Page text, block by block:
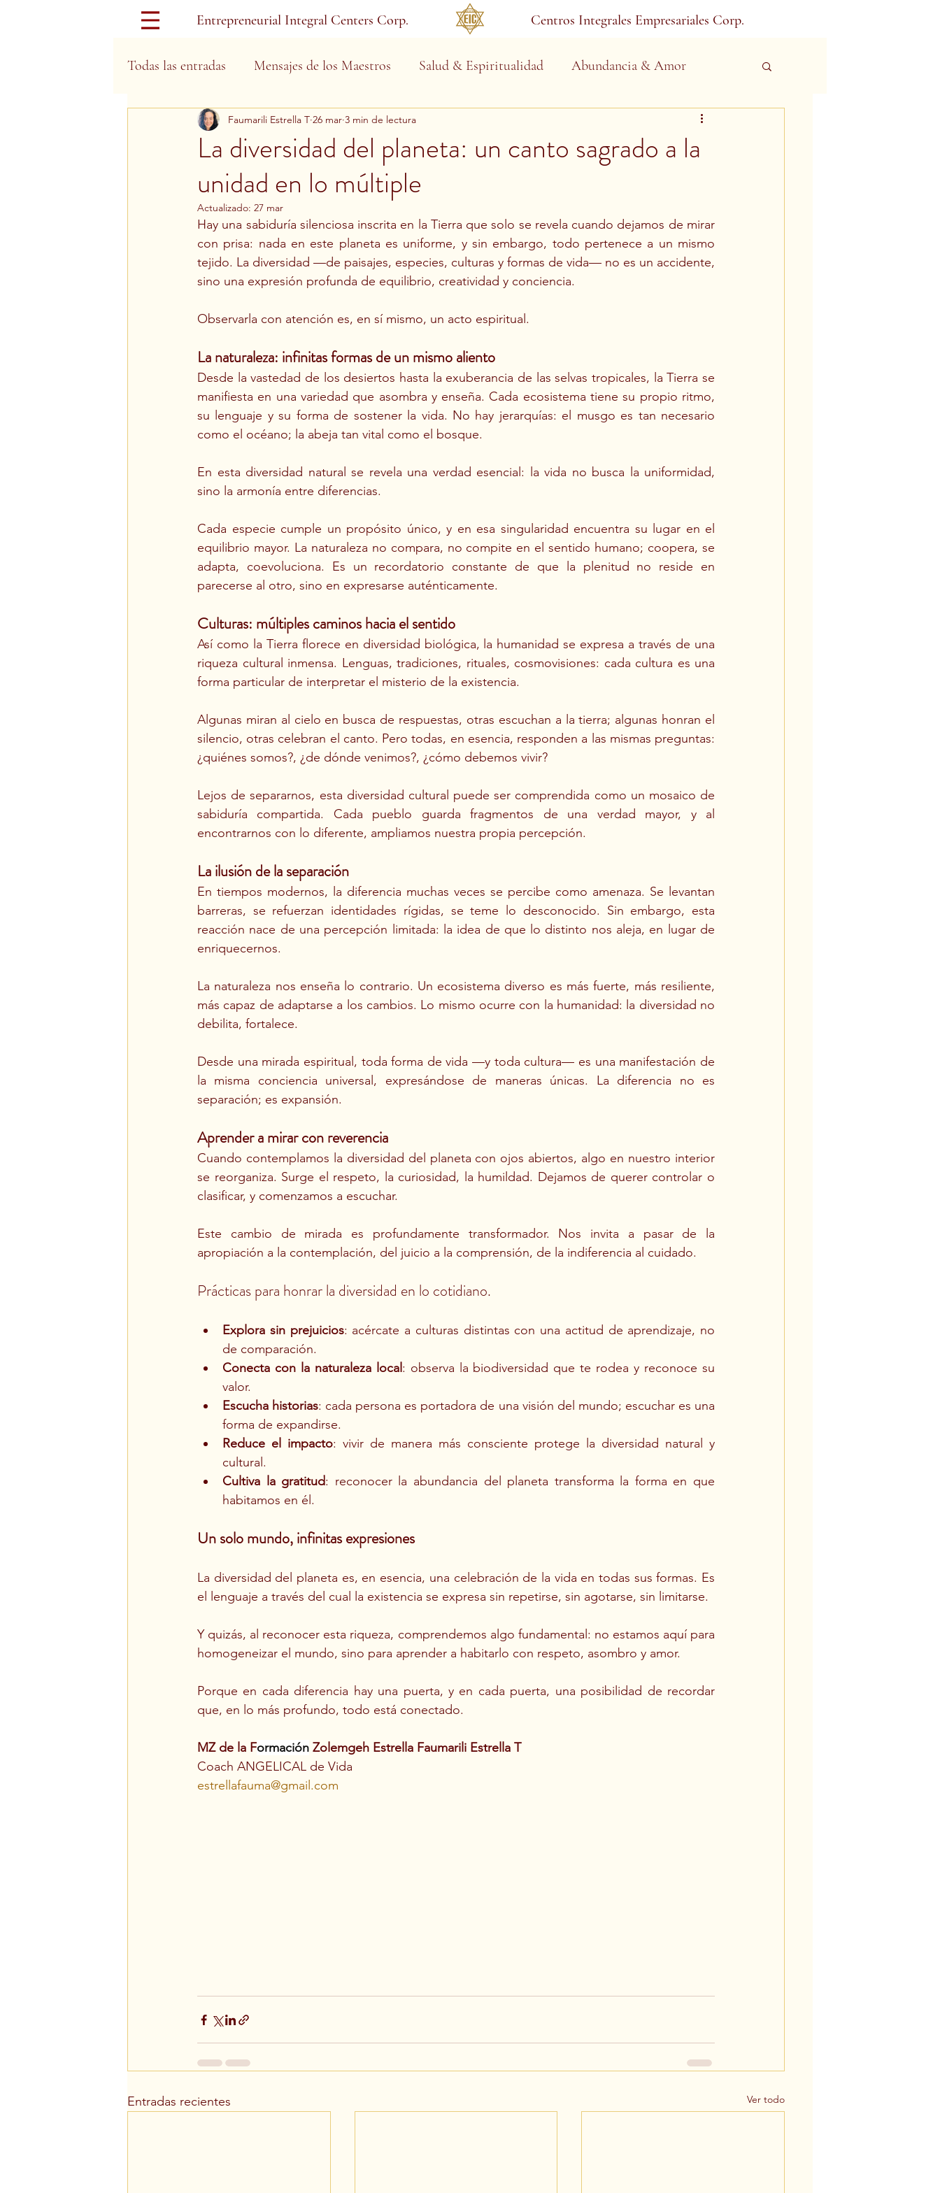
Entrepreneurial Integral Centers Corp. Centros Integrales Empresariales Corp.
Todas las entradas Mensajes de los Maestros Salud & Espiritualidad Abundancia & Amor
Días Festivos
La diversidad del planeta: un canto sagrado a la
unidad en lo múltiple
Faumarili Estrella T 26 mar 3 min de lectura
Actualizado: 27 mar
Hay una sabiduría silenciosa inscrita en la Tierra que solo se revela cuando dejamos de mirar
con prisa: nada en este planeta es uniforme, y sin embargo, todo pertenece a un mismo
tejido. La diversidad —de paisajes, especies, culturas y formas de vida— no es un accidente,
sino una expresión profunda de equilibrio, creatividad y conciencia.
Observarla con atención es, en sí mismo, un acto espiritual.
La naturaleza: infinitas formas de un mismo aliento
Desde la vastedad de los desiertos hasta la exuberancia de las selvas tropicales, la Tierra se
manifiesta en una variedad que asombra y enseña. Cada ecosistema tiene su propio ritmo,
su lenguaje y su forma de sostener la vida. No hay jerarquías: el musgo es tan necesario
como el océano; la abeja tan vital como el bosque.
En esta diversidad natural se revela una verdad esencial: la vida no busca la uniformidad,
sino la armonía entre diferencias.
Cada especie cumple un propósito único, y en esa singularidad encuentra su lugar en el
equilibrio mayor. La naturaleza no compara, no compite en el sentido humano; coopera, se
adapta, coevoluciona. Es un recordatorio constante de que la plenitud no reside en
parecerse al otro, sino en expresarse auténticamente.
Culturas: múltiples caminos hacia el sentido
Así como la Tierra florece en diversidad biológica, la humanidad se expresa a través de una
riqueza cultural inmensa. Lenguas, tradiciones, rituales, cosmovisiones: cada cultura es una
forma particular de interpretar el misterio de la existencia.
Algunas miran al cielo en busca de respuestas, otras escuchan a la tierra; algunas honran el
silencio, otras celebran el canto. Pero todas, en esencia, responden a las mismas preguntas:
¿quiénes somos?, ¿de dónde venimos?, ¿cómo debemos vivir?
Lejos de separarnos, esta diversidad cultural puede ser comprendida como un mosaico de
sabiduría compartida. Cada pueblo guarda fragmentos de una verdad mayor, y al
encontrarnos con lo diferente, ampliamos nuestra propia percepción.
La ilusión de la separación
En tiempos modernos, la diferencia muchas veces se percibe como amenaza. Se levantan
barreras, se refuerzan identidades rígidas, se teme lo desconocido. Sin embargo, esta
reacción nace de una percepción limitada: la idea de que lo distinto nos aleja, en lugar de
enriquecernos.
La naturaleza nos enseña lo contrario. Un ecosistema diverso es más fuerte, más resiliente,
más capaz de adaptarse a los cambios. Lo mismo ocurre con la humanidad: la diversidad no
debilita, fortalece.
Desde una mirada espiritual, toda forma de vida —y toda cultura— es una manifestación de
la misma conciencia universal, expresándose de maneras únicas. La diferencia no es
separación; es expansión.
Aprender a mirar con reverencia
Cuando contemplamos la diversidad del planeta con ojos abiertos, algo en nuestro interior
se reorganiza. Surge el respeto, la curiosidad, la humildad. Dejamos de querer controlar o
clasificar, y comenzamos a escuchar.
Este cambio de mirada es profundamente transformador. Nos invita a pasar de la
apropiación a la contemplación, del juicio a la comprensión, de la indiferencia al cuidado.
Prácticas para honrar la diversidad en lo cotidiano.
Explora sin prejuicios: acércate a culturas distintas con una actitud de aprendizaje, no
de comparación.
Conecta con la naturaleza local : observa la biodiversidad que te rodea y reconoce su
valor.
Escucha historias: cada persona es portadora de una visión del mundo; escuchar es una
forma de expandirse.
Reduce el impacto: vivir de manera más consciente protege la diversidad natural y
cultural.
Cultiva la gratitud: reconocer la abundancia del planeta transforma la forma en que
habitamos en él.
Un solo mundo, infinitas expresiones
La diversidad del planeta es, en esencia, una celebración de la vida en todas sus formas. Es
el lenguaje a través del cual la existencia se expresa sin repetirse, sin agotarse, sin limitarse.
Y quizás, al reconocer esta riqueza, comprendemos algo fundamental: no estamos aquí para
homogeneizar el mundo, sino para aprender a habitarlo con respeto, asombro y amor.
Porque en cada diferencia hay una puerta, y en cada puerta, una posibilidad de recordar
que, en lo más profundo, todo está conectado.
MZ de la Formación Zolemgeh Estrella Faumarili Estrella T
Coach ANGELICAL de Vida
estrellafauma@gmail.com
Entradas recientes Ver todo